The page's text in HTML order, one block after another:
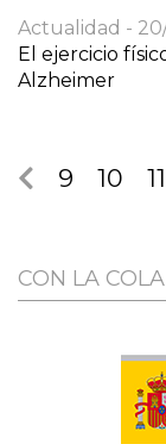
Actualidad
El ejercicio
Alzheimer
9 10 11
CON LA